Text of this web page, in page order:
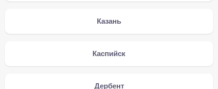
Казань
Каспийск
Дербент